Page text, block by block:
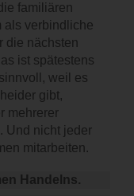
familiären
als verbindliche
die nächsten
ist spätestens
weil es
gibt,
mehrerer
Und nicht jeder
mitarbeiten.
Handelns.